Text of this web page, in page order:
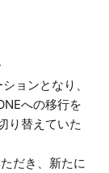
ョンとなり、
への移行を
り替えていた
だき、新たに